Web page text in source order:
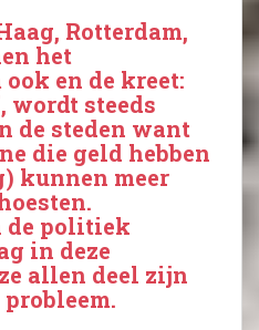
Rotterdam,
het
en de kreet:
wordt steeds
de steden want
die geld hebben
kunnen meer
de politiek
in deze
allen deel zijn